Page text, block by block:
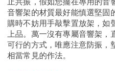
音響架的材質最好能慎選堅固
購時不妨用手敲擊置放架，如
上品。萬一沒有專屬音響架，
可行的方式，唯應注意防振，
相當常見的作法。